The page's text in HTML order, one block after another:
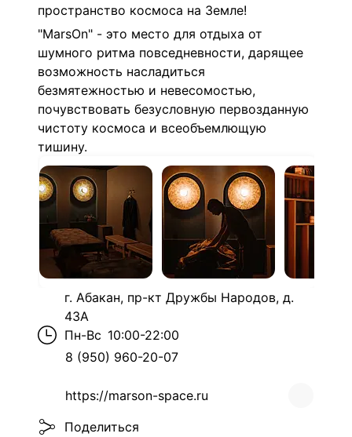
пространство космоса на Земле!
"MarsOn" - это место для отдыха от
шумного ритма повседневности, дарящее
возможность насладиться
безмятежностью и невесомостью,
почувствовать безусловную первозданную
чистоту космоса и всеобъемлющую
тишину.
г. Абакан, пр-кт Дружбы Народов, д.
43А
Пн-Вс 10:00-22:00
8 (950) 960-20-07
https://marson-space.ru
Поделиться